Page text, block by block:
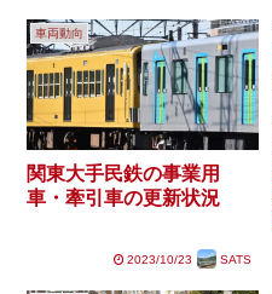
車両動向
関東大手民鉄の事業用
車・牽引車の更新状況
2023/10/23 SATS